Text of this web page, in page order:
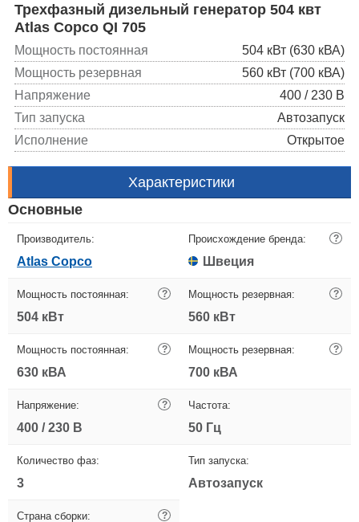
Трехфазный дизельный генератор 504 квт
Atlas Copco QI 705
Мощность постоянная
504 кВт (630 кВА)
Мощность резервная
560 кВт (700 кВА)
Напряжение
400 / 230 В
Тип запуска
Автозапуск
Исполнение
Открытое
Характеристики
Основные
Производитель:
Atlas Copco
Происхождение бренда: ?
Швеция
Мощность постоянная: ?
504 кВт
Мощность резервная: ?
560 кВт
Мощность постоянная: ?
630 кВА
Мощность резервная: ?
700 кВА
Напряжение: ?
400 / 230 В
Частота:
50 Гц
Количество фаз:
3
Тип запуска:
Автозапуск
Страна сборки: ?